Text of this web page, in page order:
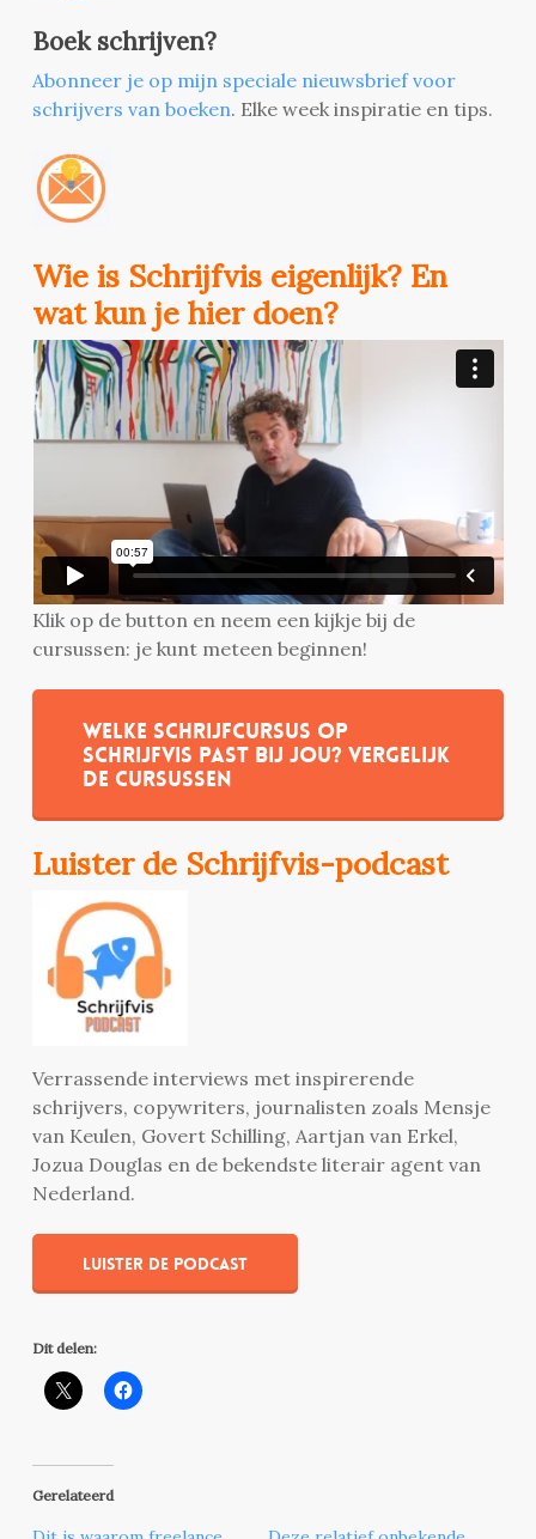
Boek schrijven?
Abonneer je op mijn speciale nieuwsbrief voor
schrijvers van boeken. Elke week inspiratie en tips.
Wie is Schrijfvis eigenlijk? En
wat kun je hier doen?
Klik op de button en neem een kijkje bij de
cursussen: je kunt meteen beginnen!
Welke schrijfcursus op
Schrijfvis past bij jou? Vergelijk
de cursussen
Luister de Schrijfvis-podcast
Verrassende interviews met inspirerende
schrijvers, copywriters, journalisten zoals Mensje
van Keulen, Govert Schilling, Aartjan van Erkel,
Jozua Douglas en de bekendste literair agent van
Nederland.
Luister de podcast
Dit delen:
Gerelateerd